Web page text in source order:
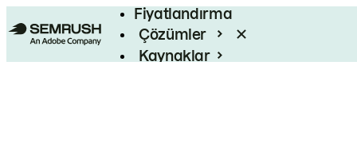
Fiyatlandırma
Çözümler
Kaynaklar